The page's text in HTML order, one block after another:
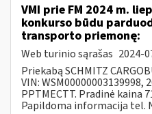
VMI prie FM 2024 m.
konkurso būdu
transporto priemonę:
Web turinio sąrašas 2024-
Priekabą SCHMITZ
VIN: WSM00000003139998,
PPTMECTT. Pradinė kaina
Papildoma informacija tel.